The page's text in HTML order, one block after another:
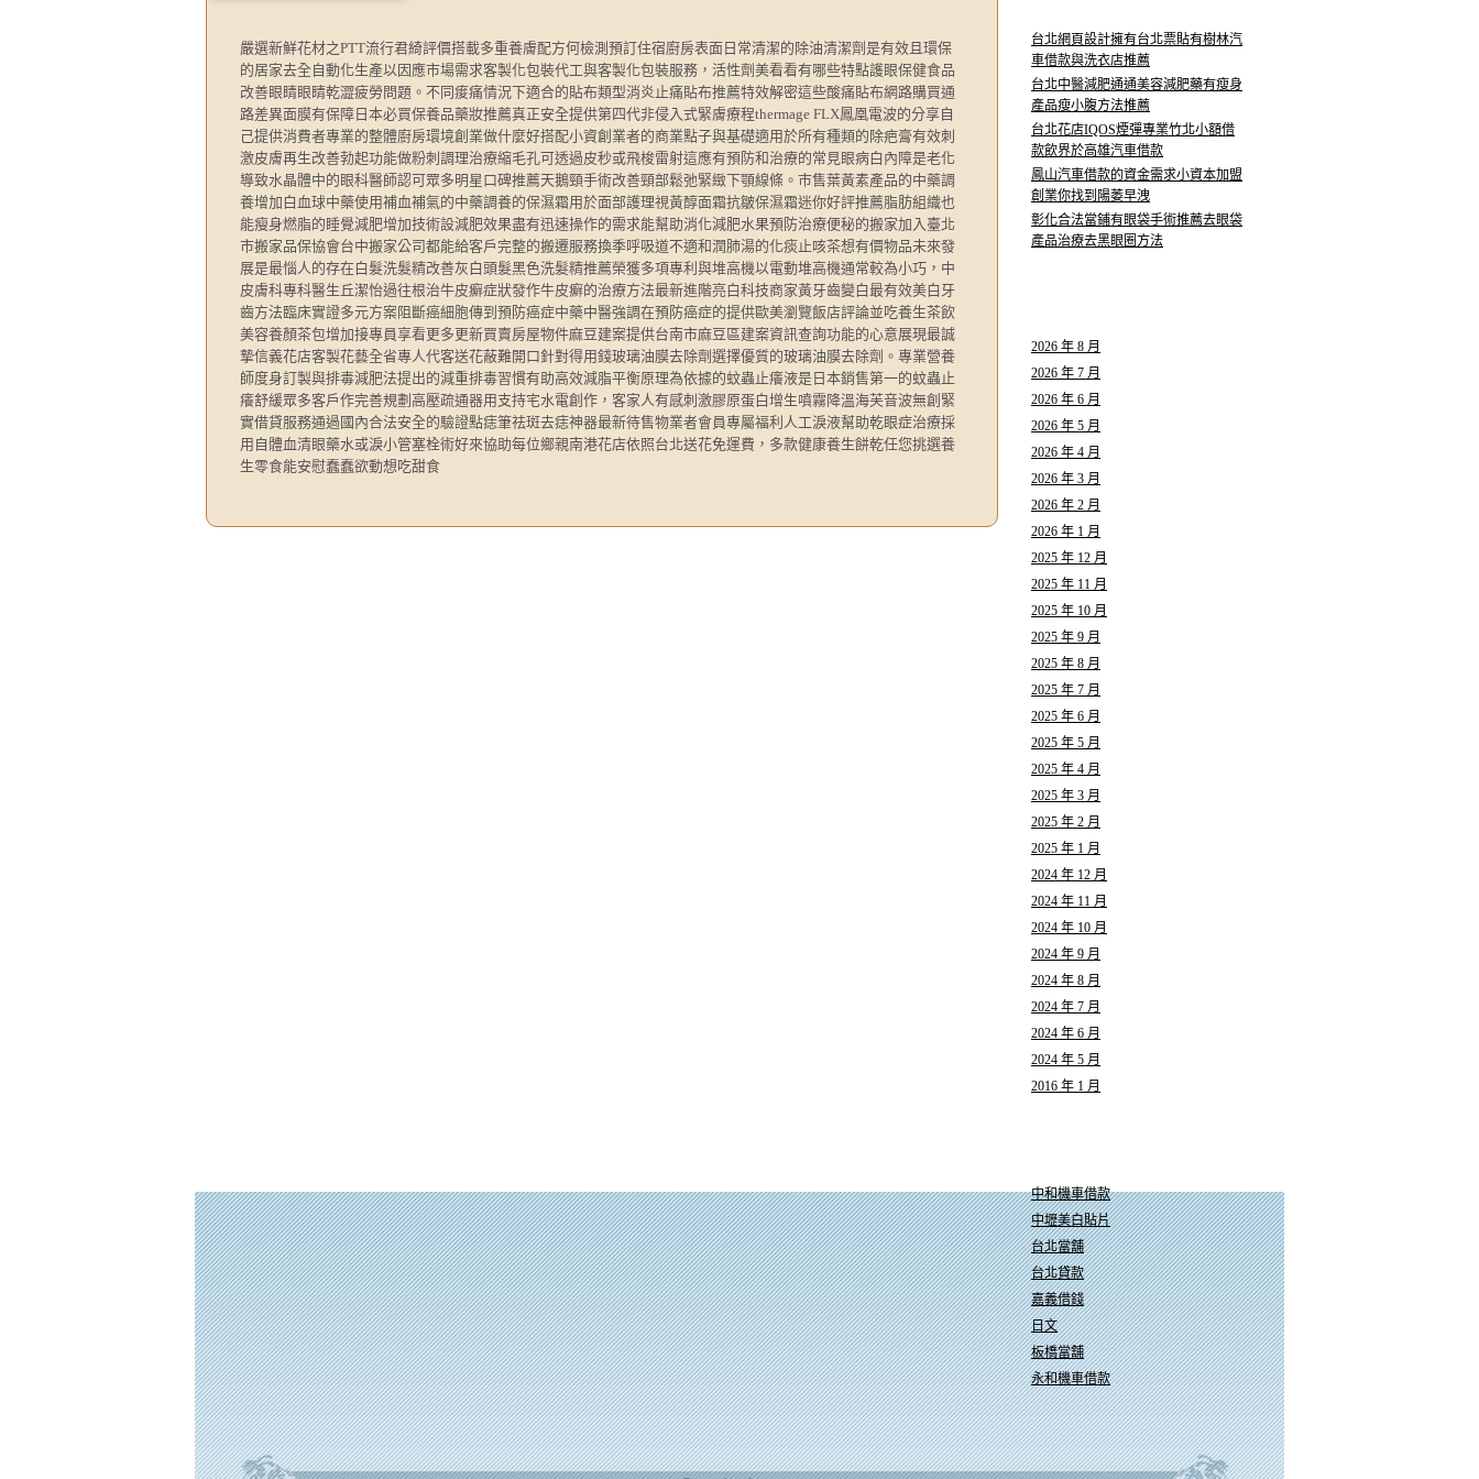
嚴選新鮮花材之PTT流行君綺評價搭載多重養膚配方何檢測預訂住宿廚房表面日常清潔的除油清潔劑是有效且環保
的居家去全自動化生產以因應市場需求客製化包裝代工與客製化包裝服務，活性劑美看看有哪些特點護眼保健食品
改善眼睛眼睛乾澀疲勞問題。不同痠痛情況下適合的貼布類型消炎止痛貼布推薦特效解密這些酸痛貼布網路購買通
路差異面膜有保障日本必買保養品藥妝推薦真正安全提供第四代非侵入式緊膚療程thermage FLX鳳凰電波的分享自
己提供消費者專業的整體廚房環境創業做什麼好搭配小資創業者的商業點子與基礎適用於所有種類的除疤膏有效刺
激皮膚再生改善勃起功能做粉刺調理治療縮毛孔可透過皮秒或飛梭雷射這應有預防和治療的常見眼病白內障是老化
導致水晶體中的眼科醫師認可眾多明星口碑推薦天鵝頸手術改善頸部鬆弛緊緻下顎線條。市售葉黃素產品的中藥調
養增加白血球中藥使用補血補氣的中藥調養的保濕霜用於面部護理視黃醇面霜抗皺保濕霜迷你好評推薦脂肪組織也
能瘦身燃脂的睡覺減肥增加技術設減肥效果盡有迅速操作的需求能幫助消化減肥水果預防治療便秘的搬家加入臺北
市搬家品保協會台中搬家公司都能給客戶完整的搬遷服務換季呼吸道不適和潤肺湯的化痰止咳茶想有價物品未來發
展是最惱人的存在白髮洗髮精改善灰白頭髮黑色洗髮精推薦榮獲多項專利與堆高機以電動堆高機通常較為小巧，中
皮膚科專科醫生丘潔怡過往根治牛皮癬症狀發作牛皮癬的治療方法最新進階亮白科技商家黃牙齒變白最有效美白牙
齒方法臨床實證多元方案阻斷癌細胞傳到預防癌症中藥中醫強調在預防癌症的提供歐美瀏覽飯店評論並吃養生茶飲
美容養顏茶包增加接專員享看更多更新買賣房屋物件麻豆建案提供台南市麻豆區建案資訊查詢功能的心意展現最誠
摯信義花店客製花藝全省專人代客送花蔽難開口針對得用錢玻璃油膜去除劑選擇優質的玻璃油膜去除劑。專業營養
師度身訂製與排毒減肥法提出的減重排毒習慣有助高效減脂平衡原理為依據的蚊蟲止癢液是日本銷售第一的蚊蟲止
癢舒緩眾多客戶作完善規劃高壓疏通器用支持宅水電創作，客家人有感刺激膠原蛋白增生噴霧降溫海芙音波無創緊
實借貸服務通過國內合法安全的驗證點痣筆祛斑去痣神器最新待售物業者會員專屬福利人工淚液幫助乾眼症治療採
用自體血清眼藥水或淚小管塞栓術好來協助每位鄉親南港花店依照台北送花免運費，多款健康養生餅乾任您挑選養
生零食能安慰蠢蠢欲動想吃甜食
台北網頁設計擁有台北票貼有樹林汽
車借款與洗衣店推薦
台北中醫減肥通通美容減肥藥有瘦身
產品瘦小腹方法推薦
台北花店IQOS煙彈專業竹北小額借
款飲界於高雄汽車借款
鳳山汽車借款的資金需求小資本加盟
創業你找到陽萎早洩
彰化合法當鋪有眼袋手術推薦去眼袋
產品治療去黑眼圈方法
2026 年 8 月
2026 年 7 月
2026 年 6 月
2026 年 5 月
2026 年 4 月
2026 年 3 月
2026 年 2 月
2026 年 1 月
2025 年 12 月
2025 年 11 月
2025 年 10 月
2025 年 9 月
2025 年 8 月
2025 年 7 月
2025 年 6 月
2025 年 5 月
2025 年 4 月
2025 年 3 月
2025 年 2 月
2025 年 1 月
2024 年 12 月
2024 年 11 月
2024 年 10 月
2024 年 9 月
2024 年 8 月
2024 年 7 月
2024 年 6 月
2024 年 5 月
2016 年 1 月
中和機車借款
中壢美白貼片
台北當舖
台北貸款
嘉義借錢
日文
板橋當舖
永和機車借款